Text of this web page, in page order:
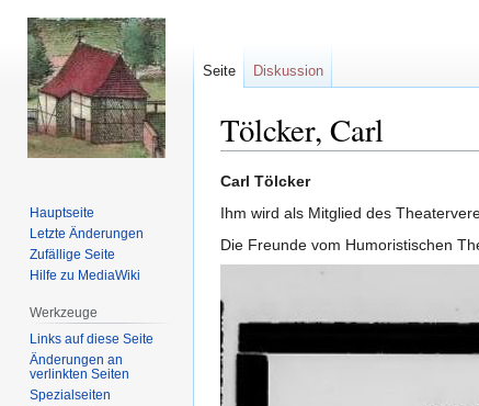
Tölcker, Carl
Zur
Navigation
Zur
Suche
Carl Tölcker
Ihm wird als Mitglied des
Die Freunde vom Humoristischen
Seite Diskussion
Hauptseite
Letzte Änderungen
Zufällige Seite
Hilfe zu MediaWiki
Werkzeuge
Links auf diese Seite
Änderungen an
verlinkten Seiten
Spezialseiten